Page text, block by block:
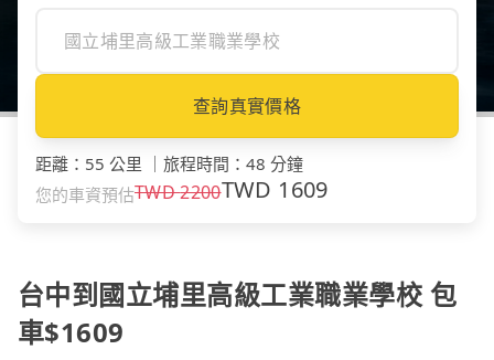
查詢真實價格
距離 ： 55 公里 旅程時間 ： 48 分鐘
您的車資預估TWD2200TWD 1609
台中到國立埔里高級工業職業學校 包
車$1609